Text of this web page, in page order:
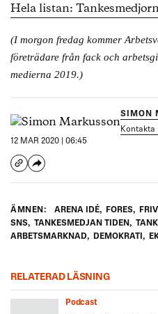
Hela listan:
(I morgon fredag kommer
företrädare från fack och
medierna 2019.)
SIMON
Kontakta
12 MAR 2020 | 06:45
ÄMNEN: ARENA IDÉ, FORES,
SNS, TANKESMEDJAN TIDEN,
ARBETSMARKNAD, DEMOKRATI ,
RELATERAD LÄSNING
Podcast